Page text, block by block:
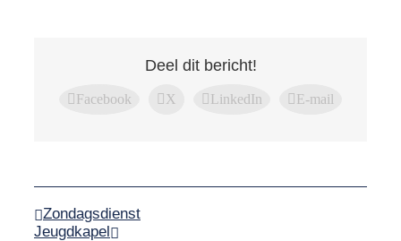
Deel dit bericht!
Facebook X LinkedIn E-mail
Zondagsdienst
Jeugdkapel